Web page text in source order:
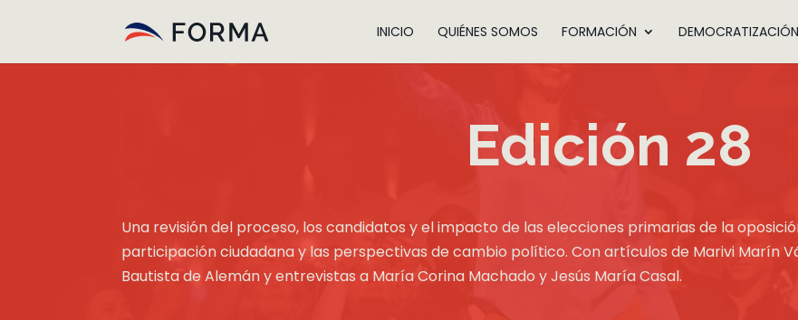
INICIO QUIÉNES SOMOS FORMACIÓN DEMOCRATIZACIÓN
Edición 28
Una revisión del proceso, los candidatos y el impacto de las elecciones primarias de la
participación ciudadana y las perspectivas de cambio político. Con artículos de Marivi Marín
Bautista de Alemán y entrevistas a María Corina Machado y Jesús María Casal.